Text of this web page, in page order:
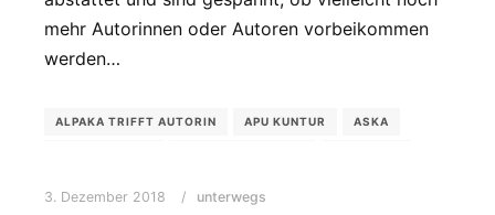
mehr Autorinnen oder Autoren vorbeikommen
werden…
ALPAKA TRIFFT AUTORIN APU KUNTUR ASKA
3. Dezember 2018 unterwegs